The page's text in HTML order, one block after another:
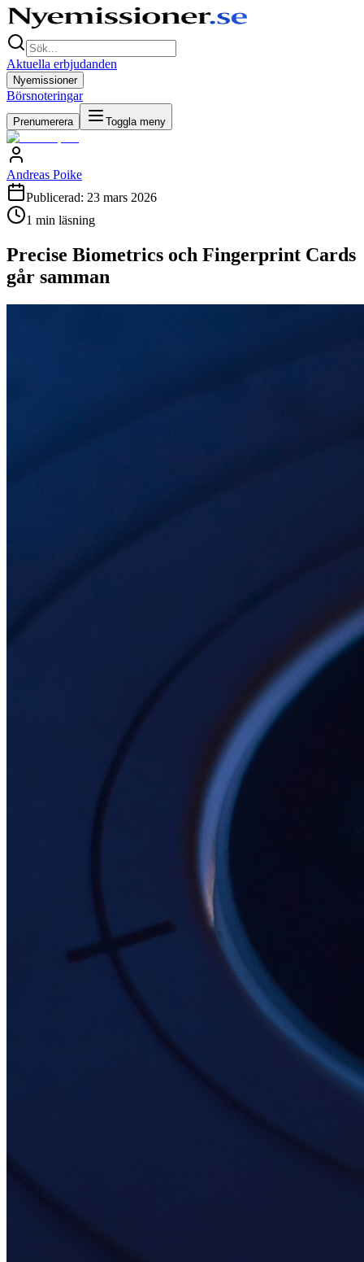
Aktuella erbjudanden
Nyemissioner
Börsnoteringar
Prenumerera Toggla meny
Andreas Poike
Publicerad: 23 mars 2026
1 min läsning
Precise Biometrics och Fingerprint Cards
går samman